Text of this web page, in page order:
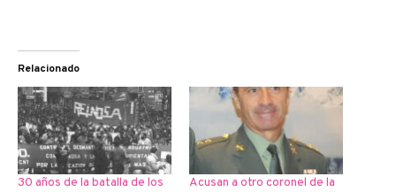
Relacionado
30 años de la batalla de los
Acusan a otro coronel de la